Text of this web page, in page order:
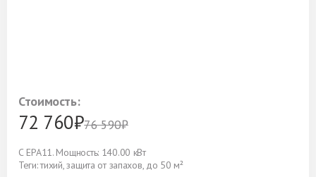
Стоимость:
72 760₽76 590₽
С EPA11. Мощность: 140.00 кВт
Теги: тихий, защита от запахов, до 50 м²